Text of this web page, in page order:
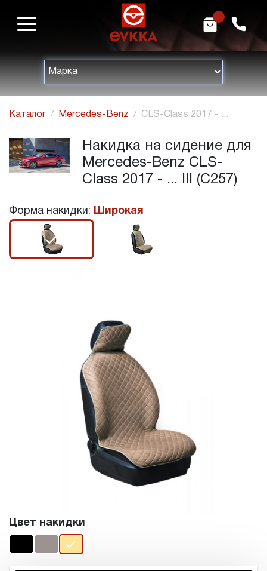
h m
Каталог Mercedes-Benz CLS-Class 2017 - ...
Накидка на сидение для
Mercedes-Benz CLS-
Class 2017 - ... III (C257)
Форма накидки: Широкая
r
Цвет накидки